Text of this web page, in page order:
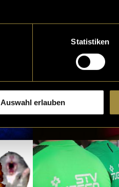
Statistiken
Auswahl erlauben